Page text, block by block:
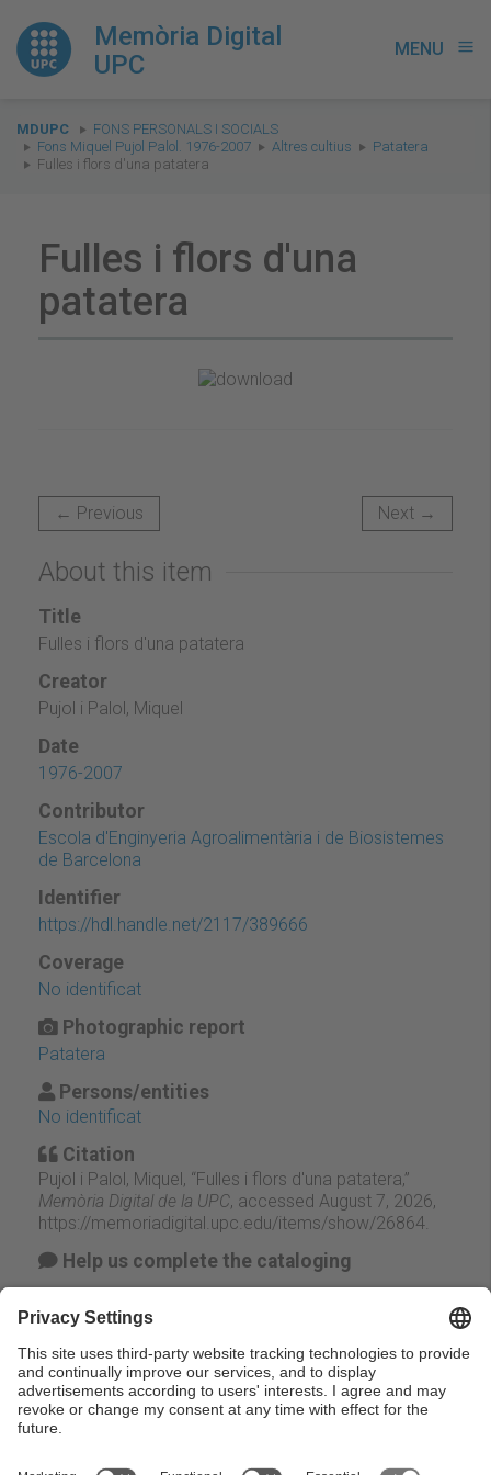
Memòria Digital
UPC
MENU menu
You
are
here:
MDUPC
FONS PERSONALS I SOCIALS
Fons Miquel Pujol Palol. 1976-2007
Altres cultius
Patatera
Fulles i flors d'una patatera
Fulles i flors d'una
patatera
← Previous Next →
About this item
Title
Fulles i flors d'una patatera
Creator
Pujol i Palol, Miquel
Date
1976-2007
Contributor
Escola d'Enginyeria Agroalimentària i de Biosistemes
de Barcelona
Identifier
https://hdl.handle.net/2117/389666
Coverage
No identificat
Photographic report
Patatera
Persons/entities
No identificat
Citation
Pujol i Palol, Miquel, “Fulles i flors d'una patatera,”
Memòria Digital de la UPC, accessed August 7, 2026,
https://memoriadigital.upc.edu/items/show/26864
Help us complete the cataloging
Suggest change
Facebook Twitter Email